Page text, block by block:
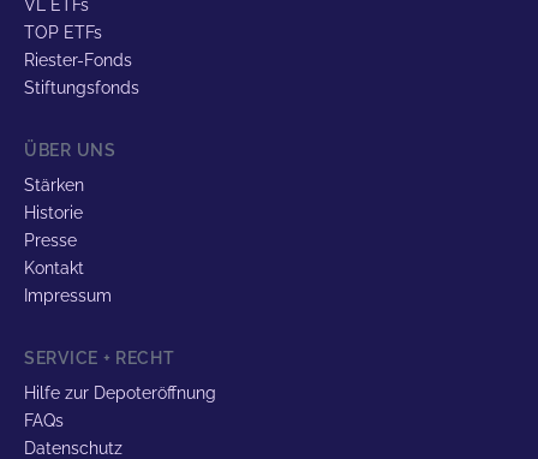
VL ETFs
TOP ETFs
Riester-Fonds
Stiftungsfonds
ÜBER UNS
Stärken
Historie
Presse
Kontakt
Impressum
SERVICE + RECHT
Hilfe zur Depoteröffnung
FAQs
Datenschutz